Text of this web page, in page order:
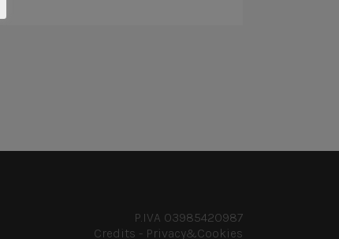
P.IVA 03985420987
Credits - Privacy&Cookies